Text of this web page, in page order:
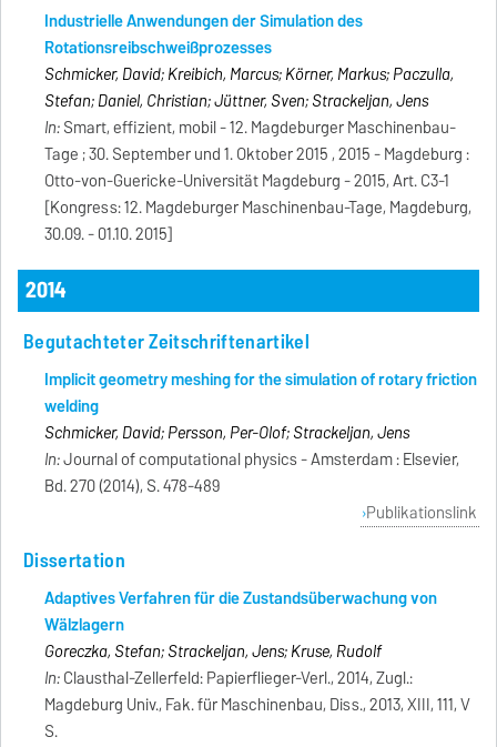
Industrielle Anwendungen der Simulation des
Rotationsreibschweißprozesses
Schmicker, David; Kreibich, Marcus; Körner, Markus; Paczulla,
Stefan; Daniel, Christian; Jüttner, Sven; Strackeljan, Jens
In:Smart, effizient, mobil - 12. Magdeburger Maschinenbau-
Tage ; 30. September und 1. Oktober 2015 , 2015 - Magdeburg :
Otto-von-Guericke-Universität Magdeburg - 2015, Art. C3-1
[Kongress: 12. Magdeburger Maschinenbau-Tage, Magdeburg,
30.09. - 01.10. 2015]
2014
Begutachteter Zeitschriftenartikel
Implicit geometry meshing for the simulation of rotary friction
welding
Schmicker, David; Persson, Per-Olof; Strackeljan, Jens
In:Journal of computational physics - Amsterdam : Elsevier,
Bd. 270 (2014), S. 478-489
Publikationslink
Dissertation
Adaptives Verfahren für die Zustandsüberwachung von
Wälzlagern
Goreczka, Stefan; Strackeljan, Jens; Kruse, Rudolf
In:Clausthal-Zellerfeld: Papierflieger-Verl., 2014, Zugl.:
Magdeburg Univ., Fak. für Maschinenbau, Diss., 2013, XIII, 111, V
S.